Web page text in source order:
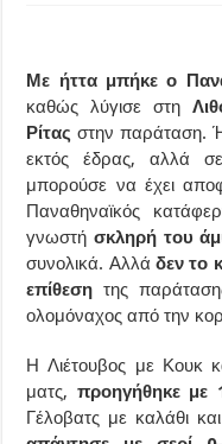
Με ήττα μπήκε ο
καθώς λύγισε στη
Ρίταςστην παράταση.
εκτός έδρας, αλλά
μπορούσε να έχει
Παναθηναϊκός
γνωστή σκληρή του
συνολικά. Αλλά δεν το
επίθεσητης
ολομόναχος από την
Η Λιέτουβος με Κουκ
ματς, προηγήθηκε με
Γέλοβατς με καλάθι